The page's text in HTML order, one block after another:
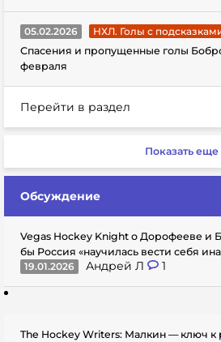
05.02.2026
НХЛ. Голы с
Спасения и пропущенные голы
февраля
Перейти в раздел
Показать еще
Обсуждение
Vegas Hockey Knight о Дорофееве и
бы Россия «научилась вести себя
19.01.2026
Андрей Л 1
The Hockey Writers: Малкин — ключ